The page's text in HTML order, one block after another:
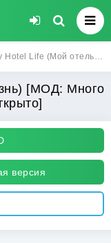
[МОД: Много денег, Монет и Все открыто] | Взлом My Hotel Life на Андроид
[МОД: Много
версия